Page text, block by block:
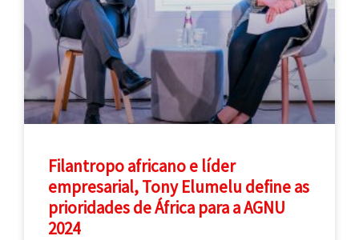
Filantropo africano e líder
empresarial, Tony Elumelu define as
prioridades de África para a AGNU
2024